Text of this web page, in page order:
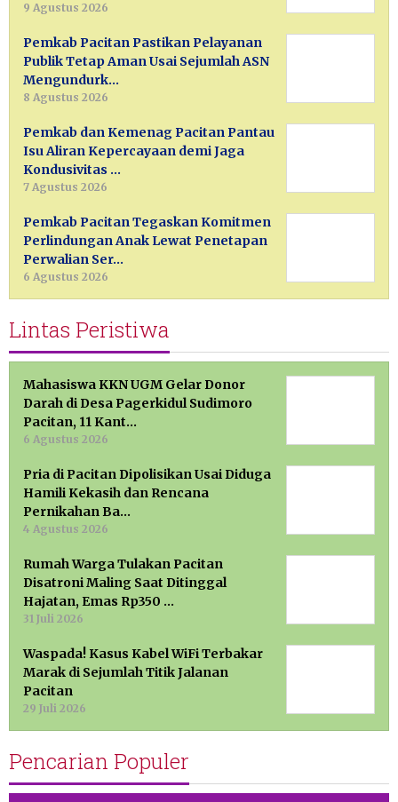
9 Agustus 2026
Pemkab Pacitan Pastikan Pelayanan
Publik Tetap Aman Usai Sejumlah ASN
Mengundurk…
8 Agustus 2026
Pemkab dan Kemenag Pacitan Pantau
Isu Aliran Kepercayaan demi Jaga
Kondusivitas …
7 Agustus 2026
Pemkab Pacitan Tegaskan Komitmen
Perlindungan Anak Lewat Penetapan
Perwalian Ser…
6 Agustus 2026
Lintas Peristiwa
Mahasiswa KKN UGM Gelar Donor
Darah di Desa Pagerkidul Sudimoro
Pacitan, 11 Kant…
6 Agustus 2026
Pria di Pacitan Dipolisikan Usai Diduga
Hamili Kekasih dan Rencana
Pernikahan Ba…
4 Agustus 2026
Rumah Warga Tulakan Pacitan
Disatroni Maling Saat Ditinggal
Hajatan, Emas Rp350 …
31 Juli 2026
Waspada! Kasus Kabel WiFi Terbakar
Marak di Sejumlah Titik Jalanan
Pacitan
29 Juli 2026
Pencarian Populer